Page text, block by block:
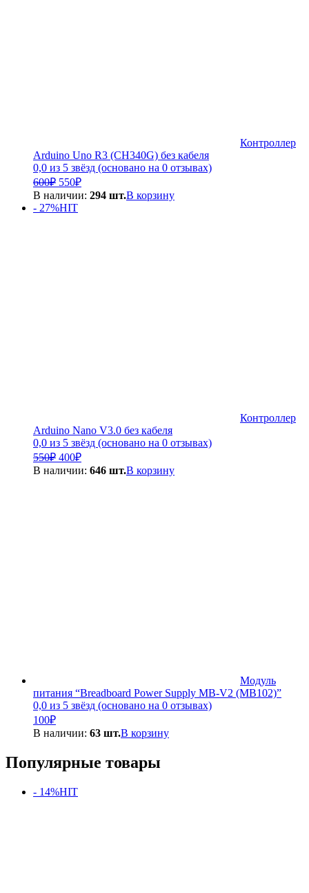
Контроллер
Arduino Uno R3 (CH340G) без кабеля
0,0 из 5 звёзд (основано на 0 отзывах)
600₽ Первоначальная
цена
составляла
550₽Текущая
цена:
В наличии: 294 шт.В корзину
- 27%HIT
Контроллер
Arduino Nano V3.0 без кабеля
0,0 из 5 звёзд (основано на 0 отзывах)
550₽ Первоначальная
цена
400₽Текущая
цена:
В наличии: 646 шт.В корзину
Модуль
питания “Breadboard Power Supply MB-V2 (MB102)”
0,0 из 5 звёзд (основано на 0 отзывах)
100₽
В наличии: 63 шт.В корзину
Популярные товары
- 14%HIT